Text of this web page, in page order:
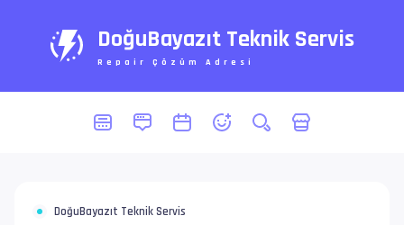
DoğuBayazıt Teknik Servis
Repair Çözüm Adresi
DoğuBayazıt Teknik Servis